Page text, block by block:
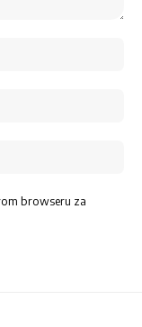
browseru za